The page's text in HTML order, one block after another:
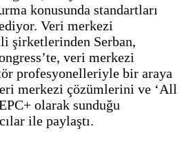
konusunda standartları
Veri merkezi
şirketlerinden Serban,
veri merkezi
profesyonelleriyle bir araya
merkezi çözümlerini ve ‘All
olarak sunduğu
ile paylaştı.